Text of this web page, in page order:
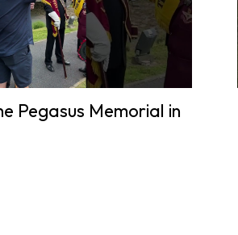
Pegasus Memorial in